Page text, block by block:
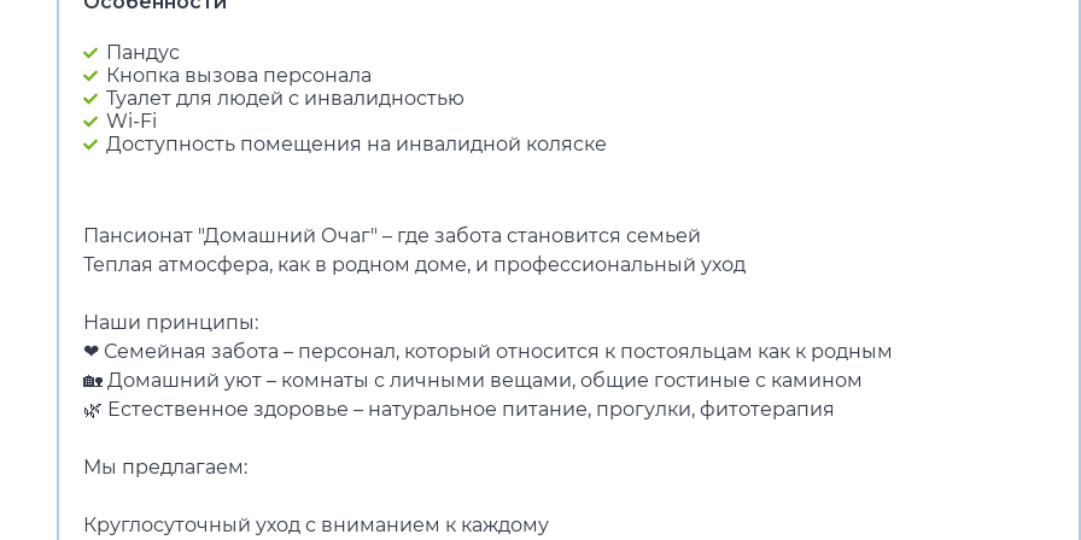
Пандус
Кнопка вызова персонала
Туалет для людей с инвалидностью
Wi-Fi
Доступность помещения на инвалидной коляске
Пансионат "Домашний Очаг" – где забота становится семьей
Теплая атмосфера, как в родном доме, и профессиональный уход
Наши принципы:
❤ Семейная забота – персонал, который относится к постояльцам как к родным
🏡 Домашний уют – комнаты с личными вещами, общие гостиные с камином
🌿 Естественное здоровье – натуральное питание, прогулки, фитотерапия
Мы предлагаем:
Круглосуточный уход с вниманием к каждому